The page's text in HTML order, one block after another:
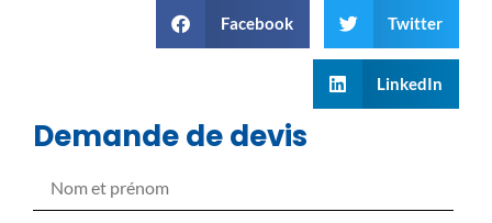
Facebook Twitter
LinkedIn
Demande de devis